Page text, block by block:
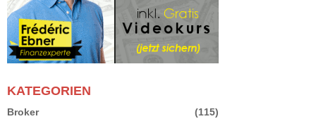
KATEGORIEN
Broker
(115)